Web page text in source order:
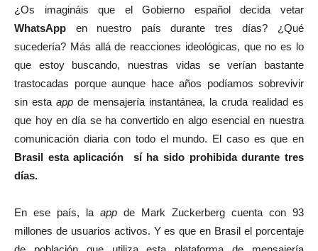
¿Os imagináis que el Gobierno español decida vetar
WhatsApp en nuestro país durante tres días? ¿Qué
sucedería? Más allá de reacciones ideológicas, que no es lo
que estoy buscando, nuestras vidas se verían bastante
trastocadas porque aunque hace años podíamos sobrevivir
sin esta app de mensajería instantánea, la cruda realidad es
que hoy en día se ha convertido en algo esencial en nuestra
comunicación diaria con todo el mundo. El caso es que en
Brasil esta aplicación sí ha sido prohibidadurante tres
días.
En ese país, la app de Mark Zuckerberg cuenta con 93
millones de usuarios activos. Y es que en Brasil el porcentaje